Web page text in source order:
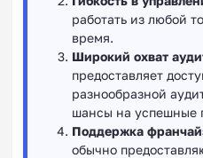
работать из любой
время.
Широкий охват
предоставляет
разнообразной
шансы на успешные
Поддержка
обычно